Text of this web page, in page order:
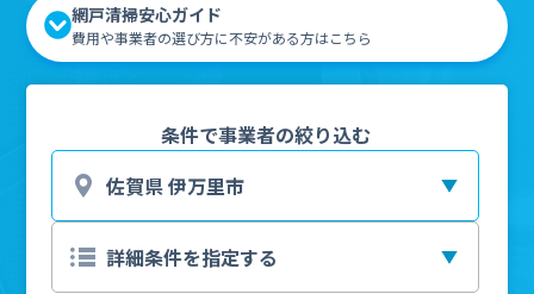
網戸清掃安心ガイド
費用や事業者の選び方に不安がある方はこちら
条件で事業者の絞り込む